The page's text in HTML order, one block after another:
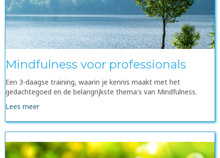
Mindfulness voor professionals
Een 3-daagse training, waarin je kennis maakt met het
gedachtegoed en de belangrijkste thema's van Mindfulness.
Lees meer